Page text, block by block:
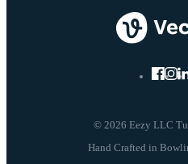
© 2026 Eezy LLC